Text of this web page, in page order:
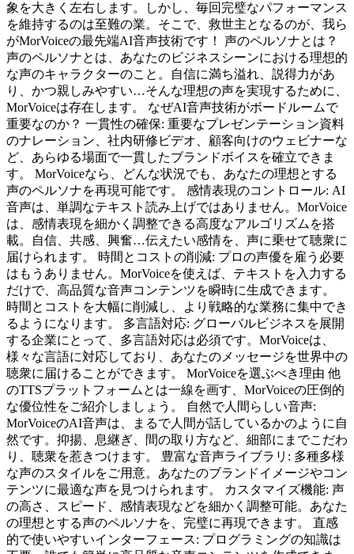
象を大きく左右します。しかし、毎回完璧なパフォーマンス
を維持するのは至難の業。そこで、救世主となるのが、我ら
がMorVoiceの最先端AI音声技術です！ 声のペルソナとは？
声のペルソナとは、あなたのビジネスシーンにおける理想的
な声のキャラクターのこと。自信に満ち溢れ、説得力があ
り、かつ親しみやすい…そんな理想の声を実現するために、
MorVoiceは存在します。 なぜAI音声技術がボードルームで
重要なのか？ 一貫性の確保: 重要なプレゼンテーション資料
のナレーション、社内研修ビデオ、顧客向けのウェビナーな
ど、あらゆる場面で一貫したブランドボイスを確立できま
す。 MorVoiceなら、どんな状況でも、あなたの理想とする
声のペルソナを再現可能です。 感情表現のコントロール: AI
音声は、単調なテキスト読み上げではありません。MorVoice
は、感情表現を細かく調整できる高度なアルゴリズムを搭
載。自信、共感、興奮…伝えたい感情を、声に乗せて聴衆に
届けられます。 時間とコストの削減: プロの声優を雇う必要
はもうありません。MorVoiceを使えば、テキストを入力する
だけで、高品質な音声コンテンツを瞬時に生成できます。
時間とコストを大幅に削減し、より戦略的な業務に集中でき
るようになります。 多言語対応: グローバルビジネスを展開
する企業にとって、多言語対応は必須です。MorVoiceは、
様々な言語に対応しており、あなたのメッセージを世界中の
聴衆に届けることができます。 MorVoiceを選ぶべき理由 他
のTTSプラットフォームとは一線を画す、MorVoiceの圧倒的
な優位性をご紹介しましょう。 自然で人間らしい音声:
MorVoiceのAI音声は、まるで人間が話しているかのように自
然です。抑揚、息継ぎ、間の取り方など、細部にまでこだわ
り、聴衆を惹きつけます。 豊富な音声ライブラリ: 多種多様
な声のスタイルをご用意。あなたのブランドイメージやコン
テンツに最適な声を見つけられます。 カスタマイズ機能: 声
の高さ、スピード、感情表現などを細かく調整可能。あなた
の理想とする声のペルソナを、完璧に再現できます。 直感
的で使いやすいインターフェース: プログラミングの知識は